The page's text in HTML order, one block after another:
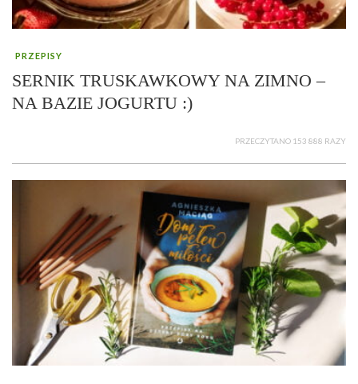
PRZEPISY
SERNIK TRUSKAWKOWY NA ZIMNO –
NA BAZIE JOGURTU :)
PRZECZYTANO 153 888 RAZY